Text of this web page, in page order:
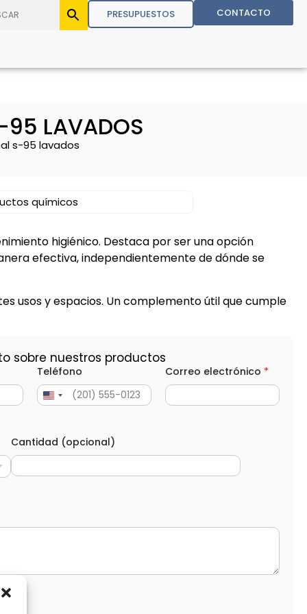
PRESUPUESTOS CONTACTO
95 LAVADOS
s-95 lavados
químicos
higiénico. Destaca por ser una opción
efectiva, independientemente de dónde se
usos y espacios. Un complemento útil que cumple
sobre nuestros productos
Teléfono Correo electrónico *
Cantidad (opcional)